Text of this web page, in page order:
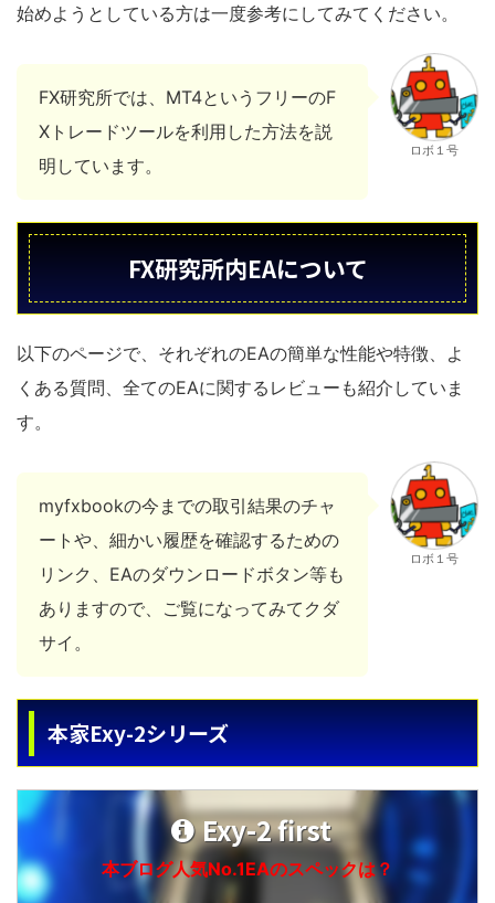
始めようとしている方は一度参考にしてみてください。
FX研究所では、MT4というフリーのF
Xトレードツールを利用した方法を説
明しています。
ロボ１号
FX研究所内EAについて
以下のページで、それぞれのEAの簡単な性能や特徴、よ
くある質問、全てのEAに関するレビューも紹介していま
す。
myfxbookの今までの取引結果のチャ
ートや、細かい履歴を確認するための
リンク、EAのダウンロードボタン等も
ありますので、ご覧になってみてクダ
サイ。
ロボ１号
本家Exy-2シリーズ
Exy-2 first
本ブログ人気No.1EAのスペックは？